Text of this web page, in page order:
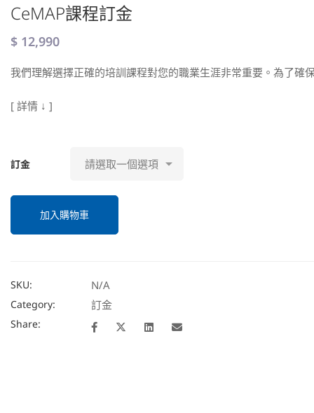
CeMAP課程訂金
$ 12,990
我們理解選擇正確的培訓課程對您的職業生涯非常重要。為了
[ 詳情 ↓ ]
訂金
加入購物車
SKU: N/A
Category: 訂金
Share: